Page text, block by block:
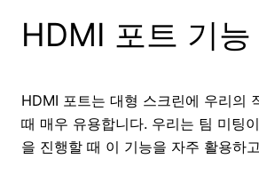
HDMI 포트 기능
HDMI 포트는 대형 스크린에 우리의
때 매우 유용합니다. 우리는 팀 미팅
을 진행할 때 이 기능을 자주 활용하